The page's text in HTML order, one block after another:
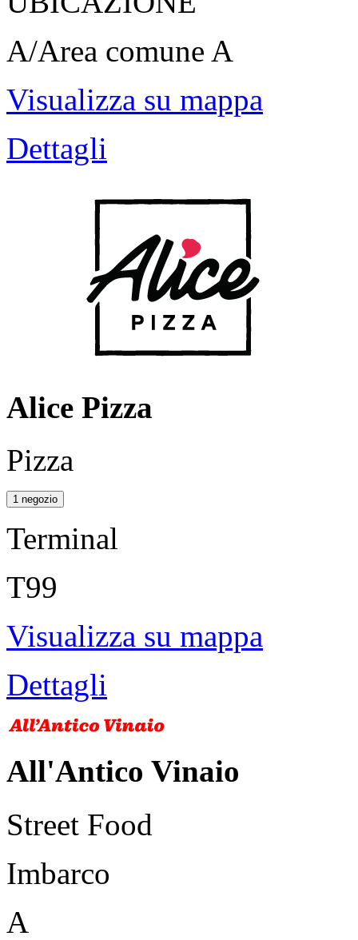
A/Area comune A
Visualizza su mappa
Dettagli
Alice Pizza
Pizza
1 negozio
Terminal
T99
Visualizza su mappa
Dettagli
All'Antico Vinaio
Street Food
Imbarco
A